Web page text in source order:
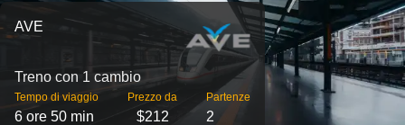
AVE
Treno con 1 cambio
Tempo di viaggio
6 ore 50 min
Prezzo da
$212
Partenze
2